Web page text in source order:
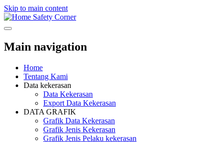
Skip to main content
Safety Corner
Main navigation
Home
Tentang Kami
Data kekerasan
Data Kekerasan
Export Data Kekerasan
DATA GRAFIK
Grafik Data Kekerasan
Grafik Jenis Kekerasan
Grafik Jenis Pelaku kekerasan